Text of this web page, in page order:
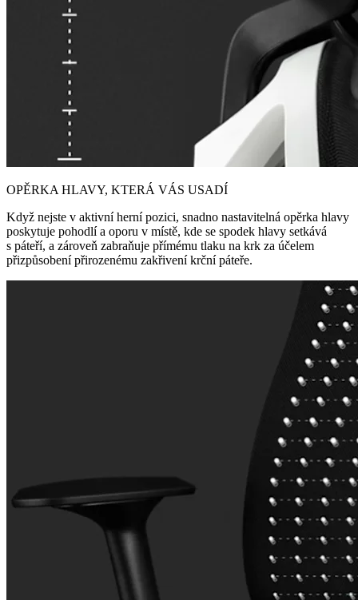
OPĚRKA HLAVY, KTERÁ VÁS USADÍ
Když nejste v aktivní herní pozici, snadno nastavitelná opěrka hlavy
poskytuje pohodlí a oporu v místě, kde se spodek hlavy setkává
s páteří, a zároveň zabraňuje přímému tlaku na krk za účelem
přizpůsobení přirozenému zakřivení krční páteře.